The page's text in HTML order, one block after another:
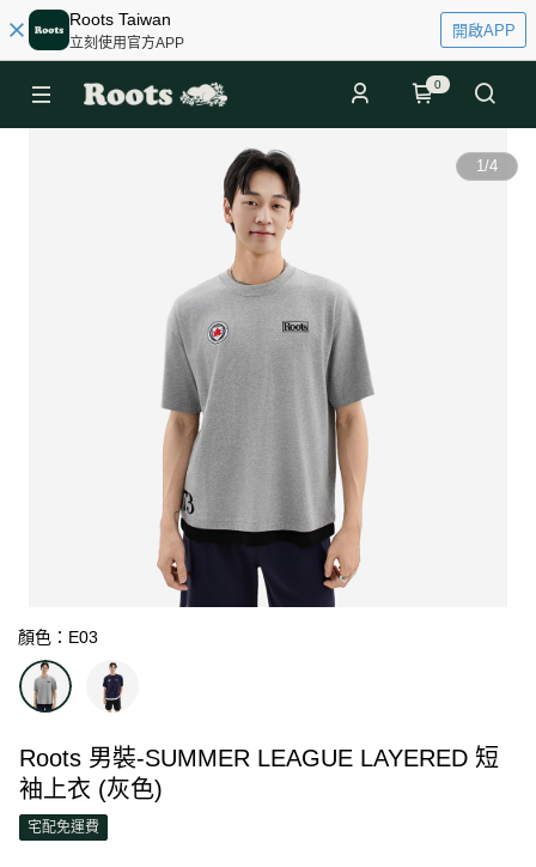
Roots Taiwan
立刻使用官方APP
開啟APP
0
1/4
顏色：E03
Roots 男裝-SUMMER LEAGUE LAYERED 短
袖上衣 (灰色)
宅配免運費